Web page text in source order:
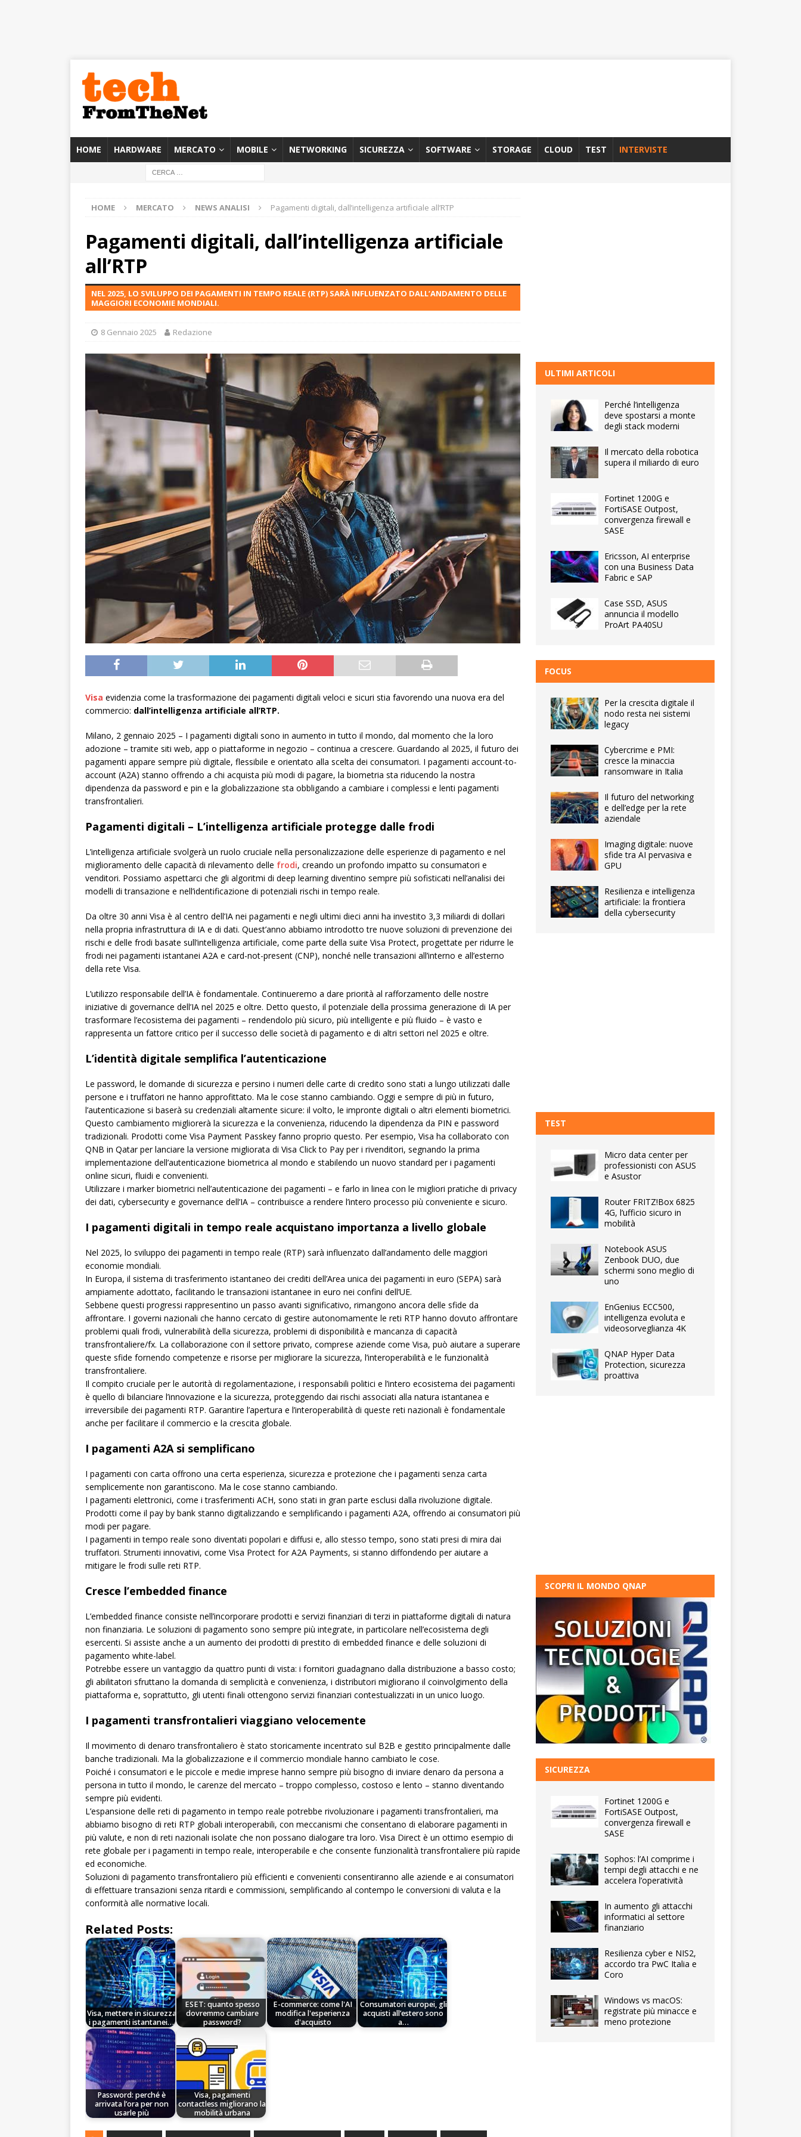
HOME HARDWARE MERCATO MOBILE NETWORKING SICUREZZA SOFTWARE STORAGE CLOUD TEST INTERVISTE
HOME MERCATO NEWS ANALISI Pagamenti digitali, dall’intelligenza artificiale all’RTP
Pagamenti digitali, dall’intelligenza artificiale
all’RTP
NEL 2025, LO SVILUPPO DEI PAGAMENTI IN TEMPO REALE (RTP) SARÀ INFLUENZATO DALL’ANDAMENTO DELLE
MAGGIORI ECONOMIE MONDIALI.
8 Gennaio 2025 Redazione
Visa evidenzia come la trasformazione dei pagamenti digitali veloci e sicuri stia favorendo una nuova era del
commercio: dall’intelligenza artificiale all’RTP.
Milano, 2 gennaio 2025 – I pagamenti digitali sono in aumento in tutto il mondo, dal momento che la loro
adozione – tramite siti web, app o piattaforme in negozio – continua a crescere. Guardando al 2025, il futuro dei
pagamenti appare sempre più digitale, flessibile e orientato alla scelta dei consumatori. I pagamenti account-to-
account (A2A) stanno offrendo a chi acquista più modi di pagare, la biometria sta riducendo la nostra
dipendenza da password e pin e la globalizzazione sta obbligando a cambiare i complessi e lenti pagamenti
transfrontalieri.
Pagamenti digitali – L’intelligenza artificiale protegge dalle frodi
L’intelligenza artificiale svolgerà un ruolo cruciale nella personalizzazione delle esperienze di pagamento e nel
miglioramento delle capacità di rilevamento delle frodi, creando un profondo impatto su consumatori e
venditori. Possiamo aspettarci che gli algoritmi di deep learning diventino sempre più sofisticati nell’analisi dei
modelli di transazione e nell’identificazione di potenziali rischi in tempo reale.
Da oltre 30 anni Visa è al centro dell’IA nei pagamenti e negli ultimi dieci anni ha investito 3,3 miliardi di dollari
nella propria infrastruttura di IA e di dati. Quest’anno abbiamo introdotto tre nuove soluzioni di prevenzione dei
rischi e delle frodi basate sull’intelligenza artificiale, come parte della suite Visa Protect, progettate per ridurre le
frodi nei pagamenti istantanei A2A e card-not-present (CNP), nonché nelle transazioni all’interno e all’esterno
della rete Visa.
L’utilizzo responsabile dell’IA è fondamentale. Continueremo a dare priorità al rafforzamento delle nostre
iniziative di governance dell’IA nel 2025 e oltre. Detto questo, il potenziale della prossima generazione di IA per
trasformare l’ecosistema dei pagamenti – rendendolo più sicuro, più intelligente e più fluido – è vasto e
rappresenta un fattore critico per il successo delle società di pagamento e di altri settori nel 2025 e oltre.
L’identità digitale semplifica l’autenticazione
Le password, le domande di sicurezza e persino i numeri delle carte di credito sono stati a lungo utilizzati dalle
persone e i truffatori ne hanno approfittato. Ma le cose stanno cambiando. Oggi e sempre di più in futuro,
l’autenticazione si baserà su credenziali altamente sicure: il volto, le impronte digitali o altri elementi biometrici.
Questo cambiamento migliorerà la sicurezza e la convenienza, riducendo la dipendenza da PIN e password
tradizionali. Prodotti come Visa Payment Passkey fanno proprio questo. Per esempio, Visa ha collaborato con
QNB in Qatar per lanciare la versione migliorata di Visa Click to Pay per i rivenditori, segnando la prima
implementazione dell’autenticazione biometrica al mondo e stabilendo un nuovo standard per i pagamenti
online sicuri, fluidi e convenienti.
Utilizzare i marker biometrici nell’autenticazione dei pagamenti – e farlo in linea con le migliori pratiche di privacy
dei dati, cybersecurity e governance dell’IA – contribuisce a rendere l’intero processo più conveniente e sicuro.
I pagamenti digitali in tempo reale acquistano importanza a livello globale
Nel 2025, lo sviluppo dei pagamenti in tempo reale (RTP) sarà influenzato dall’andamento delle maggiori
economie mondiali.
In Europa, il sistema di trasferimento istantaneo dei crediti dell’Area unica dei pagamenti in euro (SEPA) sarà
ampiamente adottato, facilitando le transazioni istantanee in euro nei confini dell’UE.
Sebbene questi progressi rappresentino un passo avanti significativo, rimangono ancora delle sfide da
affrontare. I governi nazionali che hanno cercato di gestire autonomamente le reti RTP hanno dovuto affrontare
problemi quali frodi, vulnerabilità della sicurezza, problemi di disponibilità e mancanza di capacità
transfrontaliere/fx. La collaborazione con il settore privato, comprese aziende come Visa, può aiutare a superare
queste sfide fornendo competenze e risorse per migliorare la sicurezza, l’interoperabilità e le funzionalità
transfrontaliere.
Il compito cruciale per le autorità di regolamentazione, i responsabili politici e l’intero ecosistema dei pagamenti
è quello di bilanciare l’innovazione e la sicurezza, proteggendo dai rischi associati alla natura istantanea e
irreversibile dei pagamenti RTP. Garantire l’apertura e l’interoperabilità di queste reti nazionali è fondamentale
anche per facilitare il commercio e la crescita globale.
I pagamenti A2A si semplificano
I pagamenti con carta offrono una certa esperienza, sicurezza e protezione che i pagamenti senza carta
semplicemente non garantiscono. Ma le cose stanno cambiando.
I pagamenti elettronici, come i trasferimenti ACH, sono stati in gran parte esclusi dalla rivoluzione digitale.
Prodotti come il pay by bank stanno digitalizzando e semplificando i pagamenti A2A, offrendo ai consumatori più
modi per pagare.
I pagamenti in tempo reale sono diventati popolari e diffusi e, allo stesso tempo, sono stati presi di mira dai
truffatori. Strumenti innovativi, come Visa Protect for A2A Payments, si stanno diffondendo per aiutare a
mitigare le frodi sulle reti RTP.
Cresce l’embedded finance
L’embedded finance consiste nell’incorporare prodotti e servizi finanziari di terzi in piattaforme digitali di natura
non finanziaria. Le soluzioni di pagamento sono sempre più integrate, in particolare nell’ecosistema degli
esercenti. Si assiste anche a un aumento dei prodotti di prestito di embedded finance e delle soluzioni di
pagamento white-label.
Potrebbe essere un vantaggio da quattro punti di vista: i fornitori guadagnano dalla distribuzione a basso costo;
gli abilitatori sfruttano la domanda di semplicità e convenienza, i distributori migliorano il coinvolgimento della
piattaforma e, soprattutto, gli utenti finali ottengono servizi finanziari contestualizzati in un unico luogo.
I pagamenti transfrontalieri viaggiano velocemente
Il movimento di denaro transfrontaliero è stato storicamente incentrato sul B2B e gestito principalmente dalle
banche tradizionali. Ma la globalizzazione e il commercio mondiale hanno cambiato le cose.
Poiché i consumatori e le piccole e medie imprese hanno sempre più bisogno di inviare denaro da persona a
persona in tutto il mondo, le carenze del mercato – troppo complesso, costoso e lento – stanno diventando
sempre più evidenti.
L’espansione delle reti di pagamento in tempo reale potrebbe rivoluzionare i pagamenti transfrontalieri, ma
abbiamo bisogno di reti RTP globali interoperabili, con meccanismi che consentano di elaborare pagamenti in
più valute, e non di reti nazionali isolate che non possano dialogare tra loro. Visa Direct è un ottimo esempio di
rete globale per i pagamenti in tempo reale, interoperabile e che consente funzionalità transfrontaliere più rapide
ed economiche.
Soluzioni di pagamento transfrontaliero più efficienti e convenienti consentiranno alle aziende e ai consumatori
di effettuare transazioni senza ritardi e commissioni, semplificando al contempo le conversioni di valuta e la
conformità alle normative locali.
Related Posts:
Visa, mettere in sicurezza
i pagamenti istantanei…
ESET: quanto spesso
dovremmo cambiare
password?
E-commerce: come l'AI
modifica l'esperienza
d'acquisto
Consumatori europei, gli
acquisti all’estero sono
a…
Password: perché è
arrivata l’ora per non
usarle più
Visa, pagamenti
contactless migliorano la
mobilità urbana
ULTIMI ARTICOLI
Perché l’intelligenza
deve spostarsi a monte
degli stack moderni
Il mercato della robotica
supera il miliardo di euro
Fortinet 1200G e
FortiSASE Outpost,
convergenza firewall e
SASE
Ericsson, AI enterprise
con una Business Data
Fabric e SAP
Case SSD, ASUS
annuncia il modello
ProArt PA40SU
FOCUS
Per la crescita digitale il
nodo resta nei sistemi
legacy
Cybercrime e PMI:
cresce la minaccia
ransomware in Italia
Il futuro del networking
e dell’edge per la rete
aziendale
Imaging digitale: nuove
sfide tra AI pervasiva e
GPU
Resilienza e intelligenza
artificiale: la frontiera
della cybersecurity
TEST
Micro data center per
professionisti con ASUS
e Asustor
Router FRITZ!Box 6825
4G, l’ufficio sicuro in
mobilità
Notebook ASUS
Zenbook DUO, due
schermi sono meglio di
uno
EnGenius ECC500,
intelligenza evoluta e
videosorveglianza 4K
QNAP Hyper Data
Protection, sicurezza
proattiva
SCOPRI IL MONDO QNAP
SICUREZZA
Fortinet 1200G e
FortiSASE Outpost,
convergenza firewall e
SASE
Sophos: l’AI comprime i
tempi degli attacchi e ne
accelera l’operatività
In aumento gli attacchi
informatici al settore
finanziario
Resilienza cyber e NIS2,
accordo tra PwC Italia e
Coro
Windows vs macOS:
registrate più minacce e
meno protezione